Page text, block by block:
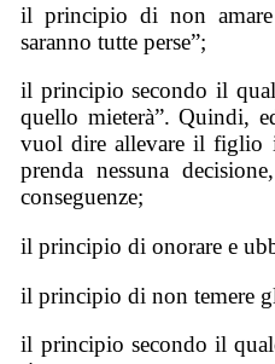
il principio di non
saranno tutte perse”;
il principio secondo il
quello mieterà”. Quindi,
vuol dire allevare il figlio
prenda nessuna
conseguenze;
il principio di onorare e
il principio di non temere
il principio secondo il